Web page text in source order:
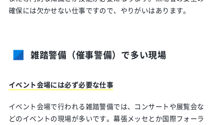
確保には欠かせない仕事ですので、やりがいはあります。
雑踏警備（催事警備）で多い現場
イベント会場には必ず必要な仕事
イベント会場で行われる雑踏警備では、コンサートや展覧会な
どのイベントの現場が多いです。幕張メッセとか国際フォーラ